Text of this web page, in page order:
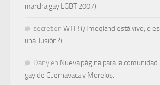
marcha gay LGBT 2007)
secret en WTF! (¿Imoqland está vivo, o es
una ilusión?)
Dany en Nueva página para la comunidad
gay de Cuernavaca y Morelos.